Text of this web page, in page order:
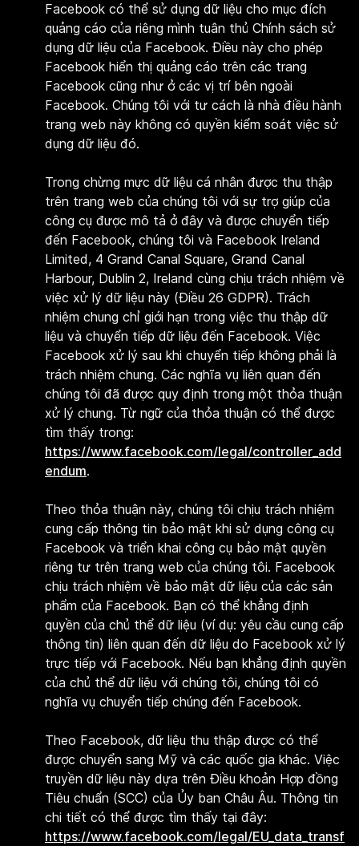
Facebook có thể sử dụng dữ liệu cho mục đích
quảng cáo của riêng mình tuân thủ Chính sách sử
dụng dữ liệu của Facebook. Điều này cho phép
Facebook hiển thị quảng cáo trên các trang
Facebook cũng như ở các vị trí bên ngoài
Facebook. Chúng tôi với tư cách là nhà điều hành
trang web này không có quyền kiểm soát việc sử
dụng dữ liệu đó.
Trong chừng mực dữ liệu cá nhân được thu thập
trên trang web của chúng tôi với sự trợ giúp của
công cụ được mô tả ở đây và được chuyển tiếp
đến Facebook, chúng tôi và Facebook Ireland
Limited, 4 Grand Canal Square, Grand Canal
Harbour, Dublin 2, Ireland cùng chịu trách nhiệm về
việc xử lý dữ liệu này (Điều 26 GDPR). Trách
nhiệm chung chỉ giới hạn trong việc thu thập dữ
liệu và chuyển tiếp dữ liệu đến Facebook. Việc
Facebook xử lý sau khi chuyển tiếp không phải là
trách nhiệm chung. Các nghĩa vụ liên quan đến
chúng tôi đã được quy định trong một thỏa thuận
xử lý chung. Từ ngữ của thỏa thuận có thể được
tìm thấy trong:
https://www.facebook.com/legal/controller_add
endum.
Theo thỏa thuận này, chúng tôi chịu trách nhiệm
cung cấp thông tin bảo mật khi sử dụng công cụ
Facebook và triển khai công cụ bảo mật quyền
riêng tư trên trang web của chúng tôi. Facebook
chịu trách nhiệm về bảo mật dữ liệu của các sản
phẩm của Facebook. Bạn có thể khẳng định
quyền của chủ thể dữ liệu (ví dụ: yêu cầu cung cấp
thông tin) liên quan đến dữ liệu do Facebook xử lý
trực tiếp với Facebook. Nếu bạn khẳng định quyền
của chủ thể dữ liệu với chúng tôi, chúng tôi có
nghĩa vụ chuyển tiếp chúng đến Facebook.
Theo Facebook, dữ liệu thu thập được có thể
được chuyển sang Mỹ và các quốc gia khác. Việc
truyền dữ liệu này dựa trên Điều khoản Hợp đồng
Tiêu chuẩn (SCC) của Ủy ban Châu Âu. Thông tin
chi tiết có thể được tìm thấy tại đây:
https://www.facebook.com/legal/EU_data_transf